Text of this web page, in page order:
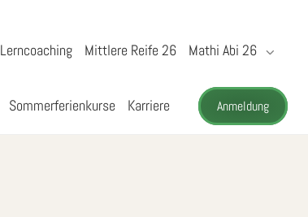
Lerncoaching Mittlere Reife 26 Mathi Abi 26
Sommerferienkurse Karriere Anmeldung